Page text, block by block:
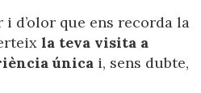
d’olor que ens recorda la
la teva visita a
única i, sens dubte,